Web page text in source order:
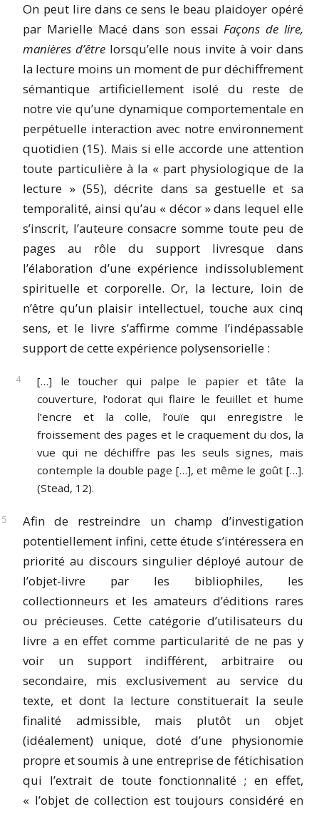
On peut lire dans ce sens le beau plaidoyer opéré
par Marielle Macé dans son essaiFaçons de lire,
manières d’être lorsqu’elle nous invite à voir dans
la lecture moins un moment de pur déchiffrement
sémantique artificiellement isolé du reste de
notre vie qu’une dynamique comportementale en
perpétuelle interaction avec notre environnement
quotidien (15). Mais si elle accorde une attention
toute particulière à la « part physiologique de la
lecture » (55), décrite dans sa gestuelle et sa
temporalité, ainsi qu’au « décor » dans lequel elle
s’inscrit, l’auteure consacre somme toute peu de
pages au rôle du support livresque dans
l’élaboration d’une expérience indissolublement
spirituelle et corporelle. Or, la lecture, loin de
n’être qu’un plaisir intellectuel, touche aux cinq
sens, et le livre s’affirme comme l’indépassable
support de cette expérience polysensorielle :
[…] le toucher qui palpe le papier et tâte la
couverture, l’odorat qui flaire le feuillet et hume
l’encre et la colle, l’ouïe qui enregistre le
froissement des pages et le craquement du dos, la
vue qui ne déchiffre pas les seuls signes, mais
contemple la double page […], et même le goût […].
(Stead, 12).
Afin de restreindre un champ d’investigation
potentiellement infini, cette étude s’intéressera en
priorité au discours singulier déployé autour de
l’objet-livre par les bibliophiles, les
collectionneurs et les amateurs d’éditions rares
ou précieuses. Cette catégorie d’utilisateurs du
livre a en effet comme particularité de ne pas y
voir un support indifférent, arbitraire ou
secondaire, mis exclusivement au service du
texte, et dont la lecture constituerait la seule
finalité admissible, mais plutôt un objet
(idéalement) unique, doté d’une physionomie
propre et soumis à une entreprise de fétichisation
qui l’extrait de toute fonctionnalité ; en effet,
« l’objet de collection est toujours considéré en